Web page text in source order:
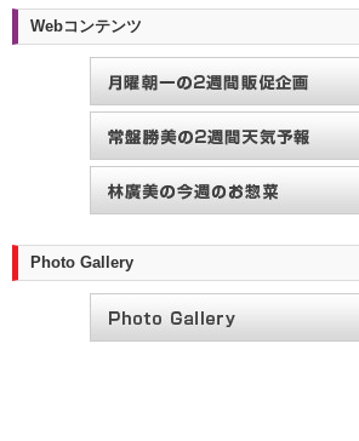
Webコンテンツ
Photo Gallery